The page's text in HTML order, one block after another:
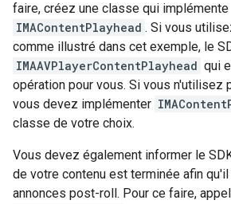
faire, créez une classe qui implémente
IMAContentPlayhead . Si vous
comme illustré dans cet exemple, le
IMAAVPlayerContentPlayhead qui
opération pour vous. Si vous n'utilisez
vous devez implémenter
classe de votre choix.
Vous devez également informer le
de votre contenu est terminée afin
annonces post-roll. Pour ce faire,